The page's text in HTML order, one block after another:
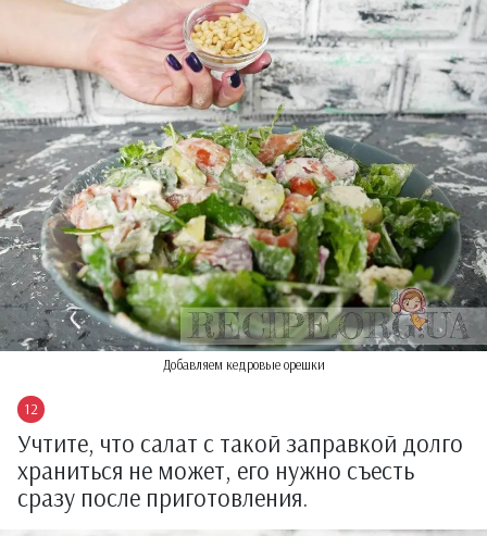
Добавляем кедровые орешки
Учтите, что салат с такой заправкой долго
храниться не может, его нужно съесть
сразу после приготовления.